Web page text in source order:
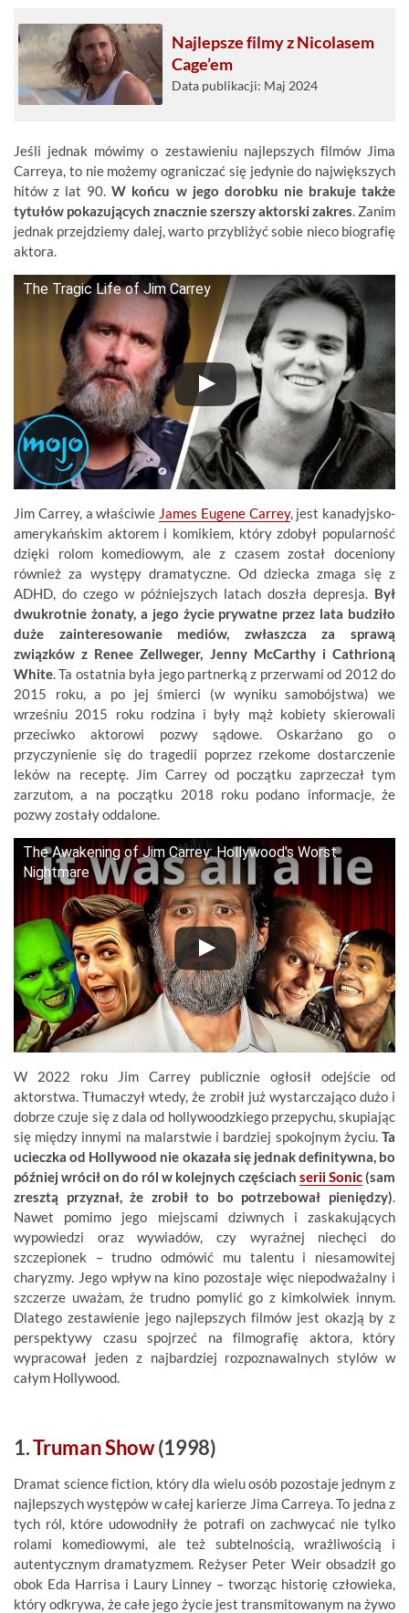
Najlepsze filmy z Nicolasem
Cage’em
Data publikacji: Maj 2024
Jeśli jednak mówimy o zestawieniu najlepszych filmów Jima
Carreya, to nie możemy ograniczać się jedynie do największych
hitów z lat 90.W końcu w jego dorobku nie brakuje także
tytułów pokazujących znacznie szerszy aktorski zakres. Zanim
jednak przejdziemy dalej, warto przybliżyć sobie nieco biografię
aktora.
The Tragic Life of Jim Carrey
Jim Carrey, a właściwie James Eugene Carrey, jest kanadyjsko-
amerykańskim aktorem i komikiem, który zdobył popularność
dzięki rolom komediowym, ale z czasem został doceniony
również za występy dramatyczne. Od dziecka zmaga się z
ADHD, do czego w późniejszych latach doszła depresja. Był
dwukrotnie żonaty, a jego życie prywatne przez lata budziło
duże zainteresowanie mediów, zwłaszcza za sprawą
związków z Renee Zellweger, Jenny McCarthy i Cathrioną
White. Ta ostatnia była jego partnerką z przerwami od 2012 do
2015 roku, a po jej śmierci (w wyniku samobójstwa) we
wrześniu 2015 roku rodzina i były mąż kobiety skierowali
przeciwko aktorowi pozwy sądowe. Oskarżano go o
przyczynienie się do tragedii poprzez rzekome dostarczenie
leków na receptę. Jim Carrey od początku zaprzeczał tym
zarzutom, a na początku 2018 roku podano informacje, że
pozwy zostały oddalone.
The Awakening of Jim Carrey: Hollywood's Worst
Nightmare
W 2022 roku Jim Carrey publicznie ogłosił odejście od
aktorstwa. Tłumaczył wtedy, że zrobił już wystarczająco dużo i
dobrze czuje się z dala od hollywoodzkiego przepychu, skupiając
się między innymi na malarstwie i bardziej spokojnym życiu. Ta
ucieczka od Hollywood nie okazała się jednak definitywna, bo
później wrócił on do ról w kolejnych częściach serii Sonic(sam
zresztą przyznał, że zrobił to bo potrzebował pieniędzy).
Nawet pomimo jego miejscami dziwnych i zaskakujących
wypowiedzi oraz wywiadów, czy wyraźnej niechęci do
szczepionek – trudno odmówić mu talentu i niesamowitej
charyzmy. Jego wpływ na kino pozostaje więc niepodważalny i
szczerze uważam, że trudno pomylić go z kimkolwiek innym.
Dlatego zestawienie jego najlepszych filmów jest okazją by z
perspektywy czasu spojrzeć na filmografię aktora, który
wypracował jeden z najbardziej rozpoznawalnych stylów w
całym Hollywood.
1.Truman Show(1998)
Dramat science fiction, który dla wielu osób pozostaje jednym z
najlepszych występów w całej karierze Jima Carreya. To jedna z
tych ról, które udowodniły że potrafi on zachwycać nie tylko
rolami komediowymi, ale też subtelnością, wrażliwością i
autentycznym dramatyzmem. Reżyser Peter Weir obsadził go
obok Eda Harrisa i Laury Linney – tworząc historię człowieka,
który odkrywa, że całe jego życie jest transmitowanym na żywo